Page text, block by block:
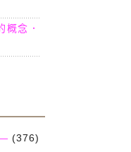
概念．
(376)